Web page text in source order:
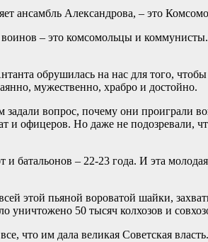
ансамбль Александрова, – это
– это комсомольцы и
обрушилась на нас для того,
мужественно, храбро и достойно.
вопрос, почему они проиграли
и офицеров. Но даже не подозревали,
батальонов – 22-23 года. И эта
этой пьяной вороватой шайки,
уничтожено 50 тысяч колхозов и
что им дала великая Советская